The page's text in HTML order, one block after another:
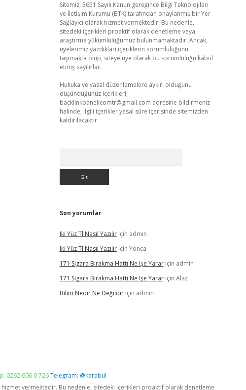
Sitemiz, 5651 Sayılı Kanun gereğince Bilgi Teknolojileri
ve İletişim Kurumu (BTK) tarafından onaylanmış bir Yer
Sağlayıcı olarak hizmet vermektedir. Bu nedenle,
sitedeki içerikleri proaktif olarak denetleme veya
araştırma yükümlülüğümüz bulunmamaktadır. Ancak,
üyelerimiz yazdıkları içeriklerin sorumluluğunu
taşımakta olup, siteye üye olarak bu sorumluluğu kabul
etmiş sayılırlar.
Hukuka ve yasal düzenlemelere aykırı olduğunu
düşündüğünüz içerikleri,
backlinkpanelicomtr@gmail.com adresine bildirmeniz
halinde, ilgili içerikler yasal süre içerisinde sitemizden
kaldırılacaktır.
Son yorumlar
Iki Yüz Tl Nasıl Yazılıriçin admin
Iki Yüz Tl Nasıl Yazılıriçin Yonca
171 Sigara Bırakma Hattı Ne Işe Yarariçin admin
171 Sigara Bırakma Hattı Ne Işe Yarariçin Alaz
Bilim Nedir Ne Değildiriçin admin
0262 606 0 726Telegram: @karabul
hizmet vermektedir. Bu nedenle, sitedeki içerikleri proaktif olarak denetleme